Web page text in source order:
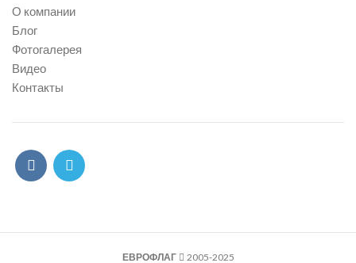
О компании
Блог
Фотогалерея
Видео
Контакты
ЕВРОФЛАГ 2005-2025